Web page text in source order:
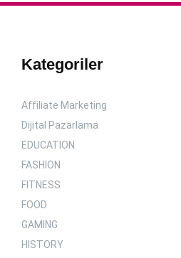
Kategoriler
Affiliate Marketing
Dijital Pazarlama
EDUCATION
FASHION
FITNESS
FOOD
GAMING
HISTORY